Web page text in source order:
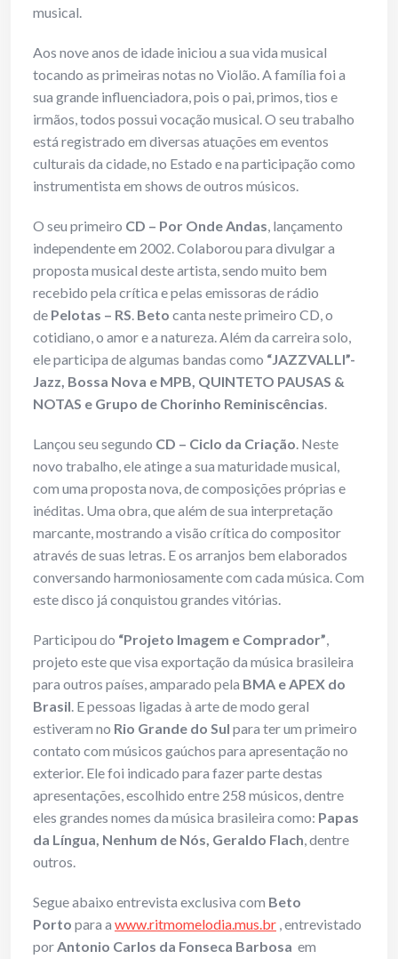
musical.
Aos nove anos de idade iniciou a sua vida musical
tocando as primeiras notas no Violão. A família foi a
sua grande influenciadora, pois o pai, primos, tios e
irmãos, todos possui vocação musical. O seu trabalho
está registrado em diversas atuações em eventos
culturais da cidade, no Estado e na participação como
instrumentista em shows de outros músicos.
O seu primeiro CD – Por Onde Andas, lançamento
independente em 2002. Colaborou para divulgar a
proposta musical deste artista, sendo muito bem
recebido pela crítica e pelas emissoras de rádio
de Pelotas – RS. Beto canta neste primeiro CD, o
cotidiano, o amor e a natureza. Além da carreira solo,
ele participa de algumas bandas como “JAZZVALLI”-
Jazz, Bossa Nova e MPB, QUINTETO PAUSAS &
NOTAS e Grupo de Chorinho Reminiscências.
Lançou seu segundo CD – Ciclo da Criação. Neste
novo trabalho, ele atinge a sua maturidade musical,
com uma proposta nova, de composições próprias e
inéditas. Uma obra, que além de sua interpretação
marcante, mostrando a visão crítica do compositor
através de suas letras. E os arranjos bem elaborados
conversando harmoniosamente com cada música. Com
este disco já conquistou grandes vitórias.
Participou do “Projeto Imagem e Comprador”,
projeto este que visa exportação da música brasileira
para outros países, amparado pela BMA e APEX do
Brasil. E pessoas ligadas à arte de modo geral
estiveram no Rio Grande do Sul para ter um primeiro
contato com músicos gaúchos para apresentação no
exterior. Ele foi indicado para fazer parte destas
apresentações, escolhido entre 258 músicos, dentre
eles grandes nomes da música brasileira como: Papas
da Língua, Nenhum de Nós, Geraldo Flach, dentre
outros.
Segue abaixo entrevista exclusiva com Beto
Porto para a www.ritmomelodia.mus.br , entrevistado
porAntonio Carlos da Fonseca Barbosa em